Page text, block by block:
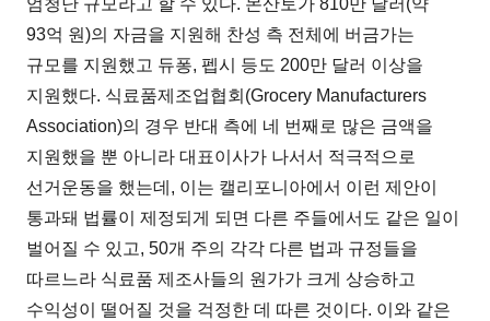
엄청난 규모라고 할 수 있다. 몬산토가 810만 달러(약
93억 원)의 자금을 지원해 찬성 측 전체에 버금가는
규모를 지원했고 듀퐁, 펩시 등도 200만 달러 이상을
지원했다. 식료품제조업협회(Grocery Manufacturers
Association)의 경우 반대 측에 네 번째로 많은 금액을
지원했을 뿐 아니라 대표이사가 나서서 적극적으로
선거운동을 했는데, 이는 캘리포니아에서 이런 제안이
통과돼 법률이 제정되게 되면 다른 주들에서도 같은 일이
벌어질 수 있고, 50개 주의 각각 다른 법과 규정들을
따르느라 식료품 제조사들의 원가가 크게 상승하고
수익성이 떨어질 것을 걱정한 데 따른 것이다. 이와 같은